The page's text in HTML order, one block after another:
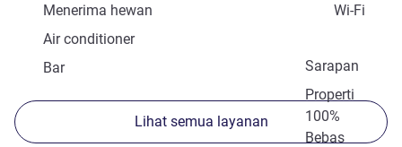
Menerima hewan
Wi-Fi
Air conditioner
Sarapan
Bar
Properti
100%
Bebas
Lihat semua layanan